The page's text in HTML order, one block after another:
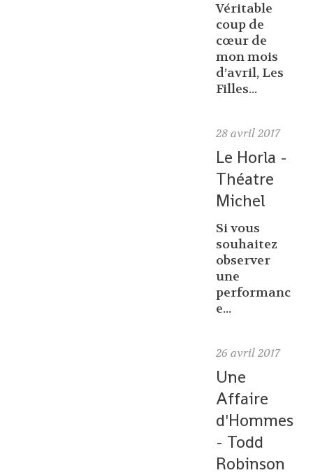
Véritable
coup de
cœur de
mon mois
d’avril, Les
Filles...
28 avril 2017
Le Horla -
Théatre
Michel
Si vous
souhaitez
observer
une
performanc
e...
26 avril 2017
Une
Affaire
d'Hommes
- Todd
Robinson